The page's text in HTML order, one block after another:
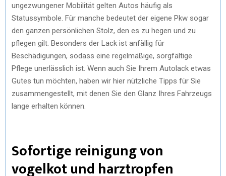
ungezwungener Mobilität gelten Autos häufig als
Statussymbole. Für manche bedeutet der eigene Pkw sogar
den ganzen persönlichen Stolz, den es zu hegen und zu
pflegen gilt. Besonders der Lack ist anfällig für
Beschädigungen, sodass eine regelmäßige, sorgfältige
Pflege unerlässlich ist. Wenn auch Sie Ihrem Autolack etwas
Gutes tun möchten, haben wir hier nützliche Tipps für Sie
zusammengestellt, mit denen Sie den Glanz Ihres Fahrzeugs
lange erhalten können.
Sofortige reinigung von
vogelkot und harztropfen